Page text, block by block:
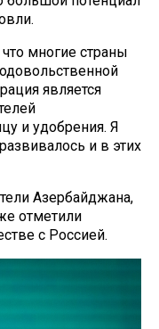
многие страны
является
и удобрения. Я
и в этих
Азербайджана,
отметили
с Россией.